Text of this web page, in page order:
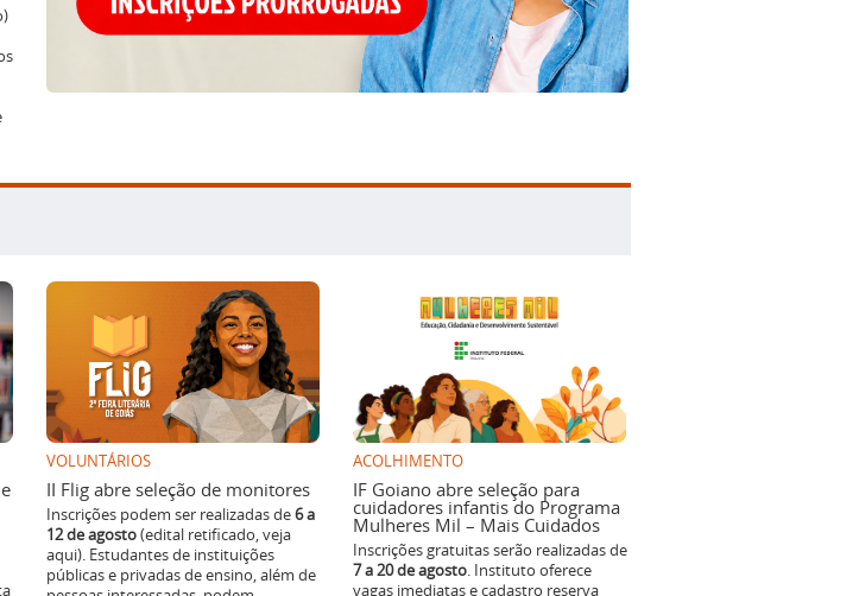
VOLUNTÁRIOS
II Flig abre seleção de monitores
Inscrições podem ser realizadas de
12 de agosto(edital retificado, veja
aqui). Estudantes de instituições
públicas e privadas de ensino, além de
pessoas interessadas, podem
participar da seleção.
ACOLHIMENTO
IF Goiano abre seleção para
cuidadores infantis do Programa
Mulheres Mil – Mais Cuidados
Inscrições gratuitas serão realizadas de
7 a 20 de agosto. Instituto oferece
vagas imediatas e cadastro reserva
para atuação em cinco unidades.